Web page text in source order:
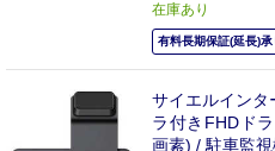
在庫あり
有料長期保証(延長)承
サイエルインタ
ラ付きFHDド
画素) / 駐車監